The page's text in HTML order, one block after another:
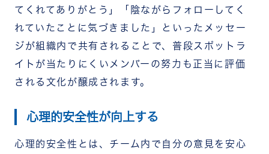
てくれてありがとう」「陰ながらフォローしてく
れていたことに気づきました」といったメッセー
ジが組織内で共有されることで、普段スポットラ
イトが当たりにくいメンバーの努力も正当に評価
される文化が醸成されます。
心理的安全性が向上する
心理的安全性とは、チーム内で自分の意見を安心